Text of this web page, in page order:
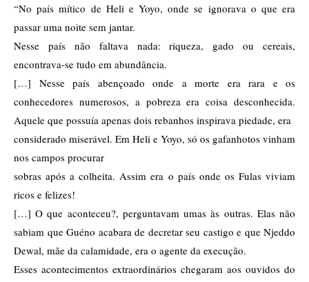
“No país mítico de Heli e Yoyo, onde se ignorava o que era
passar uma noite sem jantar.
Nesse país não faltava nada: riqueza, gado ou cereais,
encontrava-se tudo em abundância.
[…] Nesse país abençoado onde a morte era rara e os
conhecedores numerosos, a pobreza era coisa desconhecida.
Aquele que possuía apenas dois rebanhos inspirava piedade, era
considerado miserável. Em Heli e Yoyo, só os gafanhotos vinham
nos campos procurar
sobras após a colheita. Assim era o país onde os Fulas viviam
ricos e felizes!
[…] O que aconteceu?, perguntavam umas às outras. Elas não
sabiam que Guéno acabara de decretar seu castigo e que Njeddo
Dewal, mãe da calamidade, era o agente da execução.
Esses acontecimentos extraordinários chegaram aos ouvidos do